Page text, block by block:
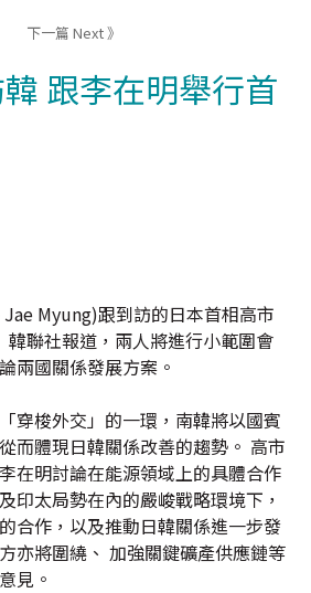
下一篇 Next 》
跟李在明舉行首
Myung)跟到訪的日本首相高市
韓聯社報道，兩人將進行小範圍會
兩國關係發展方案。
穿梭外交」的一環，南韓將以國賓
而體現日韓關係改善的趨勢。 高市
在明討論在能源領域上的具體合作
印太局勢在內的嚴峻戰略環境下，
合作，以及推動日韓關係進一步發
亦將圍繞、 加強關鍵礦產供應鏈等
見。